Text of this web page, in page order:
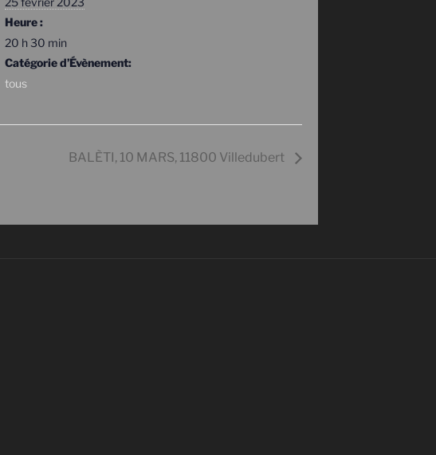
Heure :
20 h 30 min
Catégorie d’Évènement:
tous
BALÈTI, 10 MARS, 11800 Villedubert